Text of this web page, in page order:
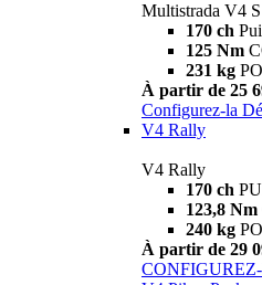
Multistrada V4 S
170 ch
125 Nm
231 kg
À partir de 25
Configurez-la
V4 Rally
V4 Rally
170 ch
123,8 Nm
240 kg
À partir de 29